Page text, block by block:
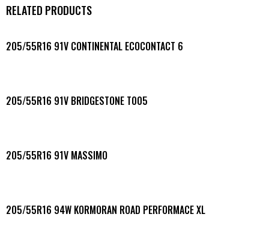
RELATED PRODUCTS
205/55R16 91V CONTINENTAL ECOCONTACT 6
205/55R16 91V BRIDGESTONE T005
205/55R16 91V MASSIMO
205/55R16 94W KORMORAN ROAD PERFORMACE XL